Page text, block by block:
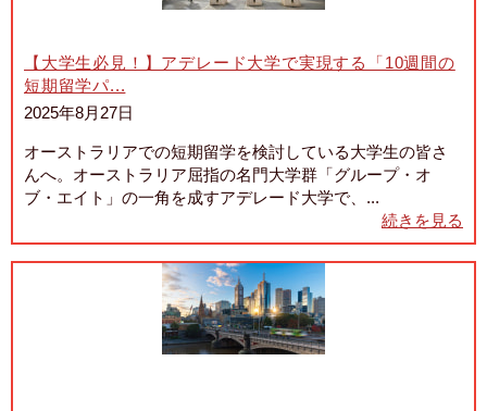
【大学生必見！】アデレード大学で実現する「10週間の
短期留学パ...
2025年8月27日
オーストラリアでの短期留学を検討している大学生の皆さ
んへ。オーストラリア屈指の名門大学群「グループ・オ
ブ・エイト」の一角を成すアデレード大学で、...
続きを見る